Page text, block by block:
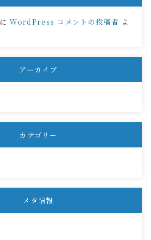
にWordPress コメントの投稿者 よ
アーカイブ
カテゴリー
メタ情報